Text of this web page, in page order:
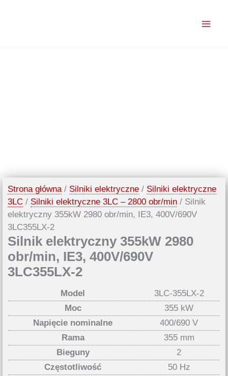
Strona główna/ Silniki elektryczne / Silniki elektryczne
3LC / Silniki elektryczne 3LC – 2800 obr/min / Silnik
elektryczny 355kW 2980 obr/min, IE3, 400V/690V
3LC355LX-2
Silnik elektryczny 355kW 2980
obr/min, IE3, 400V/690V
3LC355LX-2
Model
3LC-355LX-2
Moc
355 kW
Napięcie nominalne
400/690 V
Rama
355 mm
Bieguny
2
Częstotliwość
50 Hz